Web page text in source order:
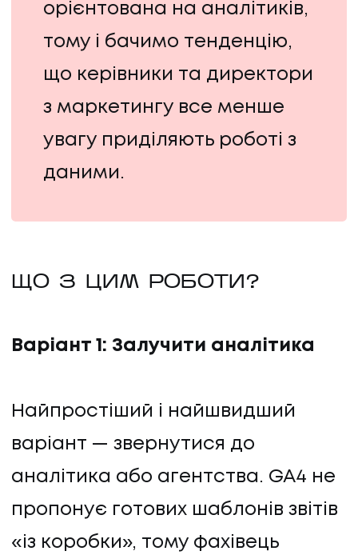
орієнтована на аналітиків,
тому і бачимо тенденцію,
що керівники та директори
з маркетингу все менше
увагу приділяють роботі з
даними.
ЩО З ЦИМ РОБОТИ?
Варіант 1: Залучити аналітика
Найпростіший і найшвидший
варіант — звернутися до
аналітика або агентства. GA4 не
пропонує готових шаблонів звітів
«із коробки», тому фахівець
UA EN
UA EN